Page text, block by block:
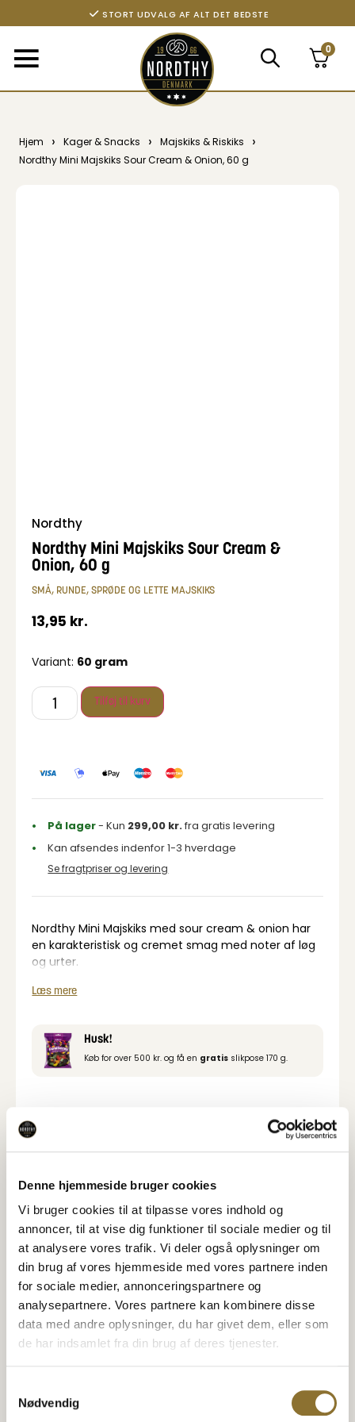
Denne hjemmeside bruger cookies
Vi bruger cookies til at tilpasse vores indhold og
annoncer, til at vise dig funktioner til sociale medier og til
at analysere vores trafik. Vi deler også oplysninger om
din brug af vores hjemmeside med vores partnere inden
for sociale medier, annonceringspartnere og
analysepartnere. Vores partnere kan kombinere disse
data med andre oplysninger, du har givet dem, eller som
de har indsamlet fra din brug af deres tjenester.
Nødvendig
STORT UDVALG AF ALT DET BEDSTE
0
Hjem › Kager & Snacks › Majskiks & Riskiks ›
Nordthy Mini Majskiks Sour Cream & Onion, 60 g
Nordthy
Nordthy Mini Majskiks Sour Cream &
Onion, 60 g
SMÅ, RUNDE, SPRØDE OG LETTE MAJSKIKS
13,95 kr.
Variant: 60 gram
Tilføj til kurv
På lager- Kun 299,00 kr.fra gratis levering
Kan afsendes indenfor 1-3 hverdage
Se fragtpriser og levering
Nordthy Mini Majskiks med sour cream & onion har
en karakteristisk og cremet smag med noter af løg
og urter.
De små runde kiks er sprøde og lette, hvilket gør
indendørshygge og sommerens picnic.
Læs mere
Husk!
Køb for over 500 kr. og få en gratis slikpose 170 g.
Specifikationer
Relaterede Produkter
Se også disse produkter
− +